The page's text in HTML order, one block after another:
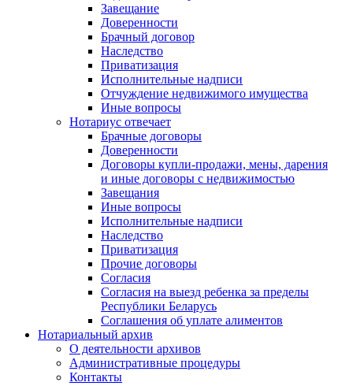
Завещание
Доверенности
Брачный договор
Наследство
Приватизация
Исполнительные надписи
Отчуждение недвижимого имущества
Иные вопросы
Нотариус отвечает
Брачные договоры
Доверенности
Договоры купли-продажи, мены, дарения
и иные договоры с недвижимостью
Завещания
Иные вопросы
Исполнительные надписи
Наследство
Приватизация
Прочие договоры
Согласия
Согласия на выезд ребенка за пределы
Республики Беларусь
Соглашения об уплате алиментов
Нотариальный архив
О деятельности архивов
Административные процедуры
Контакты